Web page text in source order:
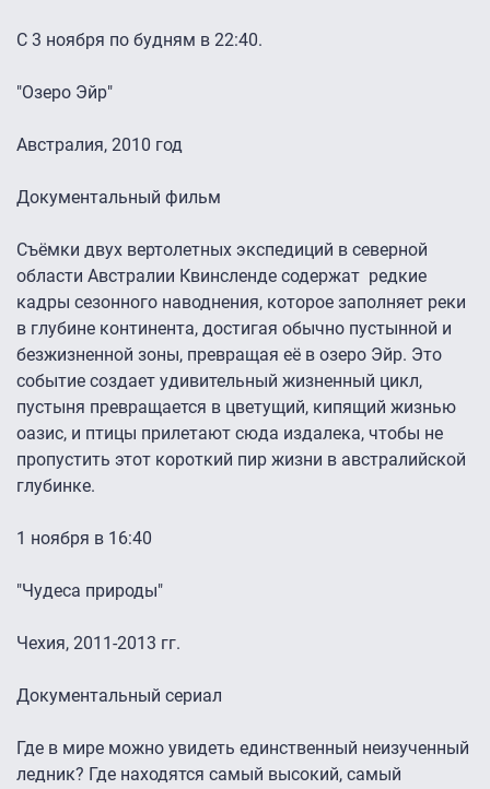
C 3 ноября по будням в 22:40.
"Озеро Эйр"
Австралия, 2010 год
Документальный фильм
Съёмки двух вертолетных экспедиций в северной
области Австралии Квинсленде содержат редкие
кадры сезонного наводнения, которое заполняет реки
в глубине континента, достигая обычно пустынной и
безжизненной зоны, превращая её в озеро Эйр. Это
событие создает удивительный жизненный цикл,
пустыня превращается в цветущий, кипящий жизнью
оазис, и птицы прилетают сюда издалека, чтобы не
пропустить этот короткий пир жизни в австралийской
глубинке.
1 ноября в 16:40
"Чудеса природы"
Чехия, 2011-2013 гг.
Документальный сериал
Где в мире можно увидеть единственный неизученный
ледник? Где находятся самый высокий, самый